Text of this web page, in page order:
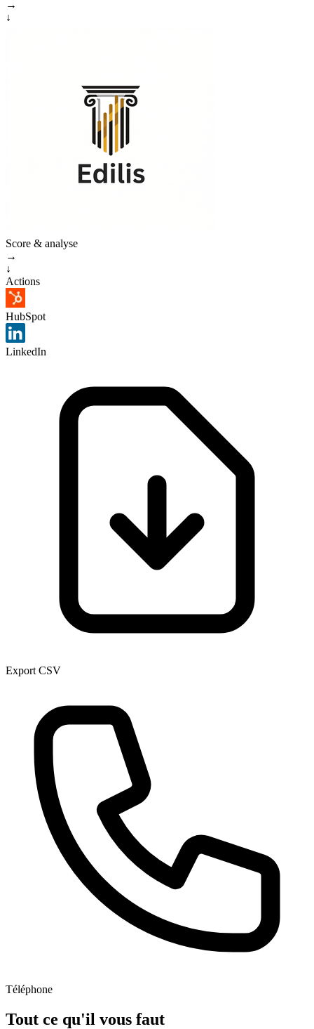
→
↓
Score & analyse
→
↓
Actions
HubSpot
LinkedIn
Export CSV
Téléphone
Tout ce qu'il vous faut